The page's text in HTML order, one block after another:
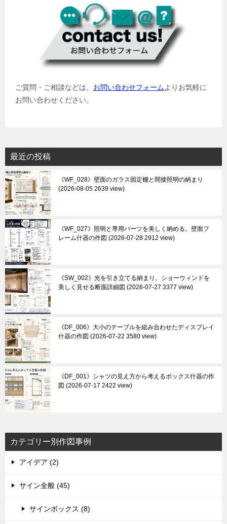
ご質問・ご相談などは、 お問い合わせフォームよりお気軽に
お問い合わせください。
最近の投稿
《WF_028》壁面のガラス固定棚と間接照明の納まり
2026-08-05 2639 view
《WF_027》照明と専用パーツを美しく納める。壁面フ
レーム什器の作図 2026-07-28 2912 view
《SW_002》光を引き立てる納まり。ショーウィンドを
美しく見せる断面詳細図 2026-07-27 3377 view
《DF_006》大小のテーブルを組み合わせたディスプレイ
什器の作図 2026-07-22 3580 view
《DF_001》シャツの見え方から考えるボックス什器の作
図 2026-07-17 2422 view
カテゴリー別作図事例
アイデア (2)
サイン全般 (45)
サインボックス (8)